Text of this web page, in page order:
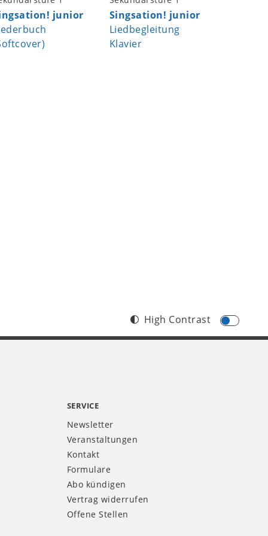
junior
Singsation! junior
Liedbegleitung
Klavier
High Contrast
SERVICE
Newsletter
Veranstaltungen
Kontakt
Formulare
Abo kündigen
Vertrag widerrufen
Offene Stellen